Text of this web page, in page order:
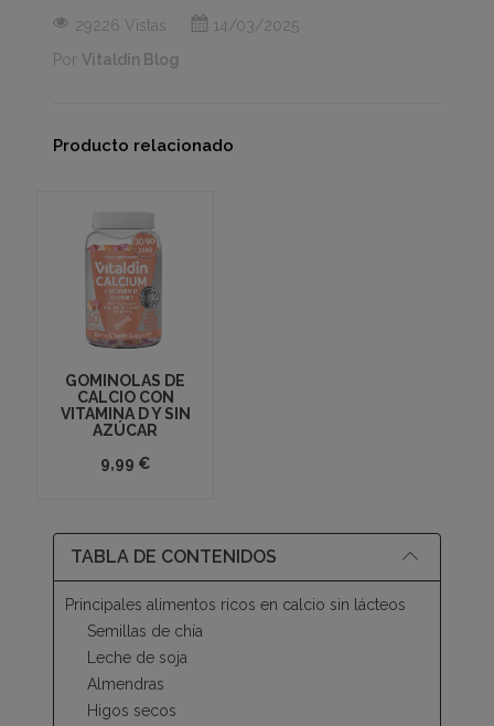
29226 Vistas
14/03/2025
Por Vitaldin Blog
Producto relacionado
GOMINOLAS DE
CALCIO CON
VITAMINA D Y SIN
AZÚCAR
9,99 €
TABLA DE CONTENIDOS
Principales alimentos ricos en calcio sin lácteos
Semillas de chía
Leche de soja
Almendras
Higos secos